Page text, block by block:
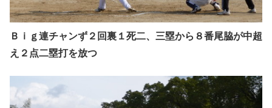
Ｂｉｇ連チャンず２回裏１死二、三塁から８番尾脇が中超
え２点二塁打を放つ